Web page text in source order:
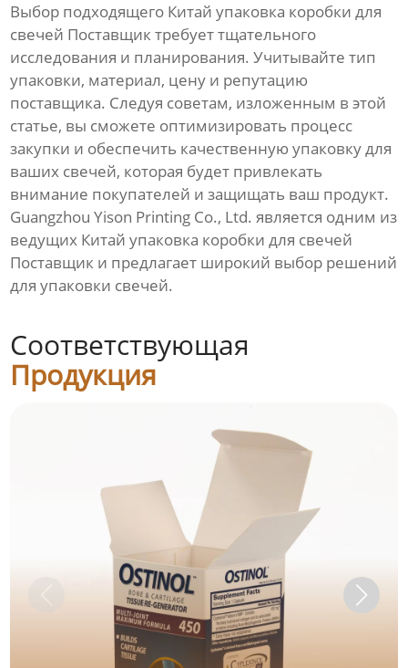
Выбор подходящего Китай упаковка коробки для
свечей Поставщиктребует тщательного
исследования и планирования. Учитывайте тип
упаковки, материал, цену и репутацию
поставщика. Следуя советам, изложенным в этой
статье, вы сможете оптимизировать процесс
закупки и обеспечить качественную упаковку для
ваших свечей, которая будет привлекать
внимание покупателей и защищать ваш продукт.
Guangzhou Yison Printing Co., Ltd. является одним из
ведущих Китай упаковка коробки для свечей
Поставщик и предлагает широкий выбор решений
для упаковки свечей.
Соответствующая
Продукция